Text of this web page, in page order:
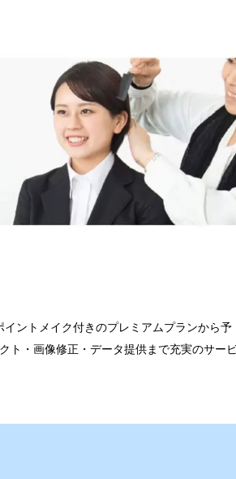
ントメイク付きのプレミアムプランから予
ト・画像修正・データ提供まで充実のサー